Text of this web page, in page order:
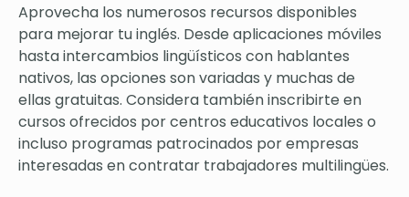
Aprovecha los numerosos recursos disponibles
para mejorar tu inglés. Desde aplicaciones móviles
hasta intercambios lingüísticos con hablantes
nativos, las opciones son variadas y muchas de
ellas gratuitas. Considera también inscribirte en
cursos ofrecidos por centros educativos locales o
incluso programas patrocinados por empresas
interesadas en contratar trabajadores multilingües.